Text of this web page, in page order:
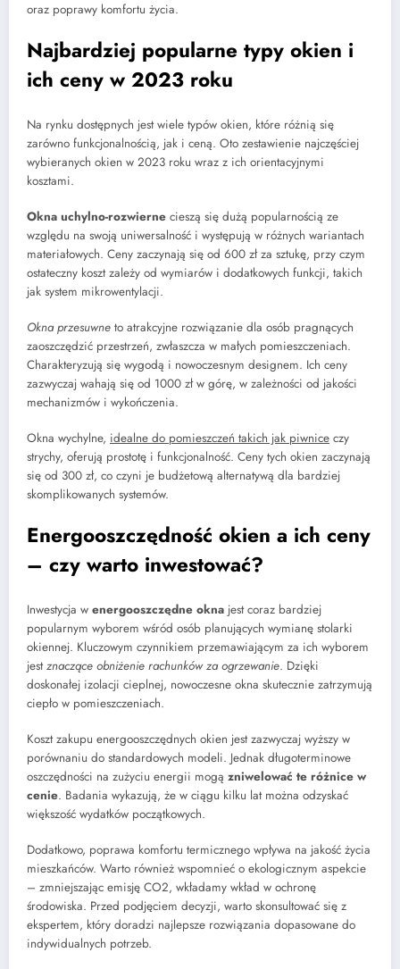
oraz poprawy komfortu życia.
Najbardziej popularne typy okien i
ich ceny w 2023 roku
Na rynku dostępnych jest wiele typów okien, które różnią się
zarówno funkcjonalnością, jak i ceną. Oto zestawienie najczęściej
wybieranych okien w 2023 roku wraz z ich orientacyjnymi
kosztami.
Okna uchylno-rozwierne cieszą się dużą popularnością ze
względu na swoją uniwersalność i występują w różnych wariantach
materiałowych. Ceny zaczynają się od 600 zł za sztukę, przy czym
ostateczny koszt zależy od wymiarów i dodatkowych funkcji, takich
jak system mikrowentylacji.
Okna przesuwne to atrakcyjne rozwiązanie dla osób pragnących
zaoszczędzić przestrzeń, zwłaszcza w małych pomieszczeniach.
Charakteryzują się wygodą i nowoczesnym designem. Ich ceny
zazwyczaj wahają się od 1000 zł w górę, w zależności od jakości
mechanizmów i wykończenia.
Okna wychylne, idealne do pomieszczeń takich jak piwnice czy
strychy, oferują prostotę i funkcjonalność. Ceny tych okien zaczynają
się od 300 zł, co czyni je budżetową alternatywą dla bardziej
skomplikowanych systemów.
Energooszczędność okien a ich ceny
– czy warto inwestować?
Inwestycja w energooszczędne okna jest coraz bardziej
popularnym wyborem wśród osób planujących wymianę stolarki
okiennej. Kluczowym czynnikiem przemawiającym za ich wyborem
jestznaczące obniżenie rachunków za ogrzewanie. Dzięki
doskonałej izolacji cieplnej, nowoczesne okna skutecznie zatrzymują
ciepło w pomieszczeniach.
Koszt zakupu energooszczędnych okien jest zazwyczaj wyższy w
porównaniu do standardowych modeli. Jednak długoterminowe
oszczędności na zużyciu energii mogą zniwelować te różnice w
cenie. Badania wykazują, że w ciągu kilku lat można odzyskać
większość wydatków początkowych.
Dodatkowo, poprawa komfortu termicznego wpływa na jakość życia
mieszkańców. Warto również wspomnieć o ekologicznym aspekcie
– zmniejszając emisję CO2, wkładamy wkład w ochronę
środowiska. Przed podjęciem decyzji, warto skonsultować się z
ekspertem, który doradzi najlepsze rozwiązania dopasowane do
indywidualnych potrzeb.